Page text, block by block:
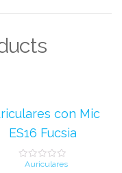
con Mic
ES16 Fucsia
Auriculares